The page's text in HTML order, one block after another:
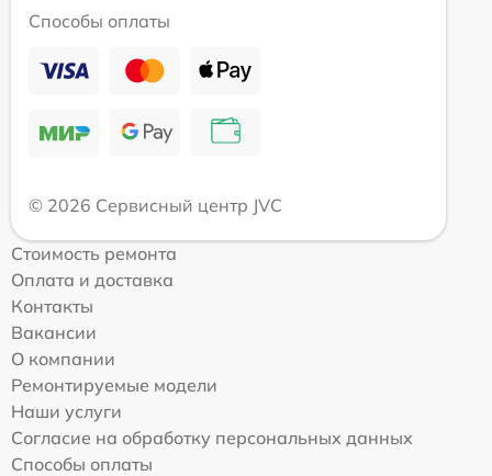
Способы оплаты
© 2026 Сервисный центр JVC
Стоимость ремонта
Оплата и доставка
Контакты
Вакансии
О компании
Ремонтируемые модели
Наши услуги
Согласие на обработку персональных данных
Способы оплаты